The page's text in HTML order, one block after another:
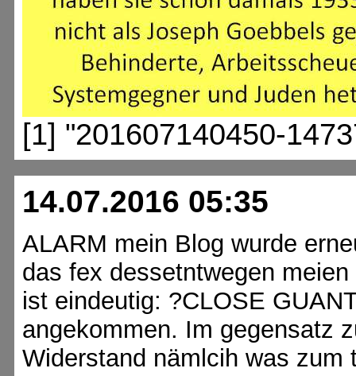
[1] "201607140450-
14.07.2016 05:35
ALARM mein Blog wurde
das fex dessetntwegen
ist eindeutig: ?CLOSE
angekommen. Im gegensatz
Widerstand nämlcih was